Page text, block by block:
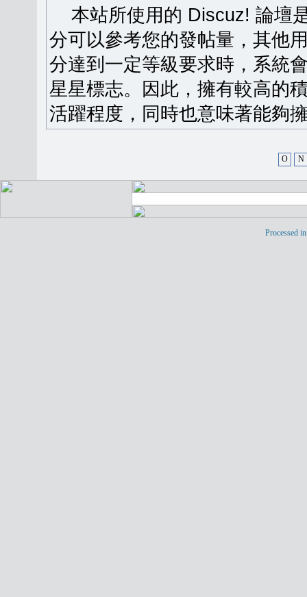
本站所使用的 Discuz! 論壇
分可以參考您的發帖量，其他
分達到一定等級要求時，系統
星星標志。因此，擁有較高的
活躍程度，同時也意味著能夠
O N
Processed